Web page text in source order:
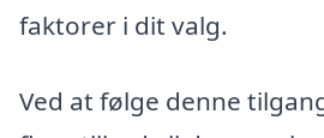
faktorer i dit valg.
Ved at følge denne